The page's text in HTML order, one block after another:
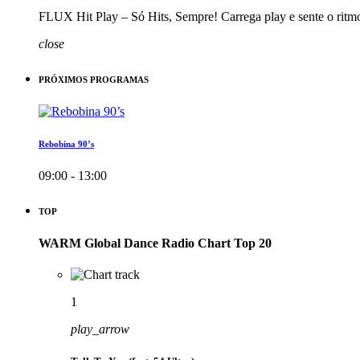
FLUX Hit Play – Só Hits, Sempre! Carrega play e sente o
close
PRÓXIMOS PROGRAMAS
Rebobina 90’s
09:00 - 13:00
TOP
WARM Global Dance Radio Chart Top 20
1
play_arrow